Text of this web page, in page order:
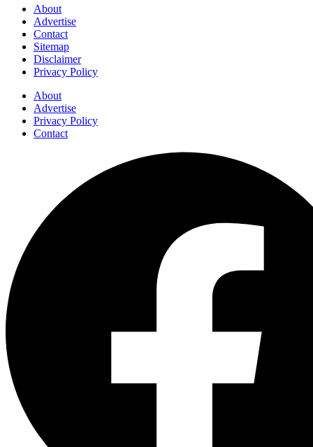
About
Advertise
Contact
Sitemap
Disclaimer
Privacy Policy
About
Advertise
Privacy Policy
Contact